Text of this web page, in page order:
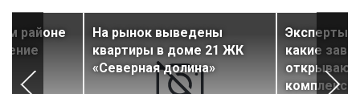
районе
На рынок выведены
квартиры в доме 21 ЖК
«Северная долина»
Эксперты
какие
комплексах